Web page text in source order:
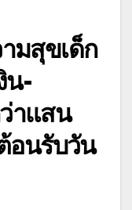
มสุขเด็ก
น-
าแสน
อนรับวัน